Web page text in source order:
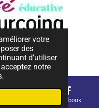
votre
des
d'utiliser
notre
TEC
Facebook